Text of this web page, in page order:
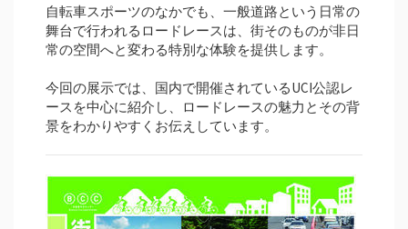
自転車スポーツのなかでも、一般道路という日常の
舞台で行われるロードレースは、街そのものが非日
常の空間へと変わる特別な体験を提供します。
今回の展示では、国内で開催されているUCI公認レ
ースを中心に紹介し、ロードレースの魅力とその背
景をわかりやすくお伝えしています。